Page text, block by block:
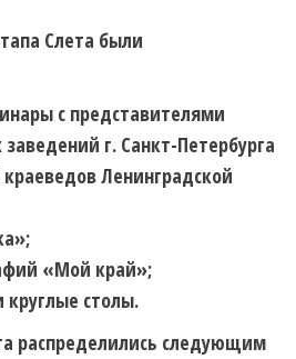
Слета были
с представителями
г. Санкт-Петербурга
Ленинградской
«Мой край»;
круглые столы.
распределились следующим